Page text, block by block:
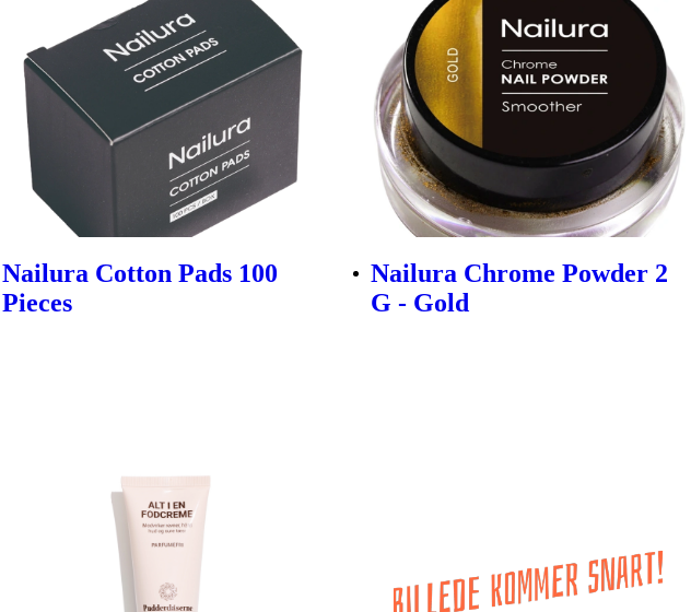
Nailura Cotton Pads 100
Pieces
Nailura Chrome Powder 2
G - Gold